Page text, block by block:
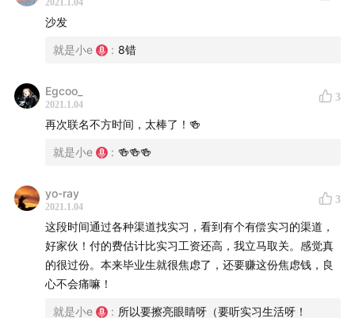
2021.1.04
沙发
就是小e : 8错
Egcoo_
2021.1.04
3
再次联名不方时间，太棒了！🍻
就是小e : 🍻🍻🍻
yo-ray
2021.1.04
3
这段时间通过各种渠道找实习，看到有个有偿实习的渠道，
好家伙！付的费估计比实习工资还高，我立马取关。感觉真
的很过份。本来毕业生就很焦虑了，还要赚这份焦虑钱，良
心不会痛嘛！
就是小e : 所以要擦亮眼睛呀（要听实习生活呀！